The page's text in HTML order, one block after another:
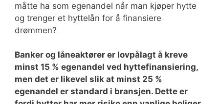
måtte ha som egenandel når man kjøper hytte
og trenger et hyttelån for å finansiere
drømmen?
Banker og låneaktører er lovpålagt å kreve
minst 15 % egenandel ved hyttefinansiering,
men det er likevel slik at minst 25 %
egenandel er standard i bransjen. Dette er